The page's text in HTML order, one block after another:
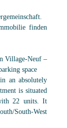
finden
Village-Neuf –
space
an absolutely
is situated
22 units. It
South-West